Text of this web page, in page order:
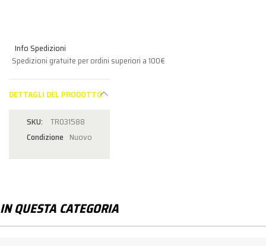
Info Spedizioni
Spedizioni gratuite per ordini superiori a 100€
DETTAGLI DEL PRODOTTO
TR031588
Condizione Nuovo
IN QUESTA CATEGORIA